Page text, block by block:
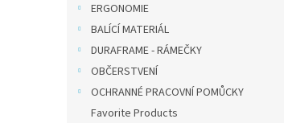
ERGONOMIE
BALÍCÍ MATERIÁL
DURAFRAME - RÁMEČKY
OBČERSTVENÍ
OCHRANNÉ PRACOVNÍ POMŮCKY
Favorite Products